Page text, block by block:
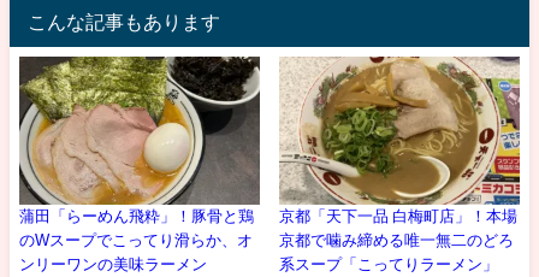
こんな記事もあります
蒲田「らーめん飛粋」！豚骨と鶏
のWスープでこってり滑らか、オ
ンリーワンの美味ラーメン
京都「天下一品 白梅町店」！本場
京都で噛み締める唯一無二のどろ
系スープ「こってりラーメン」